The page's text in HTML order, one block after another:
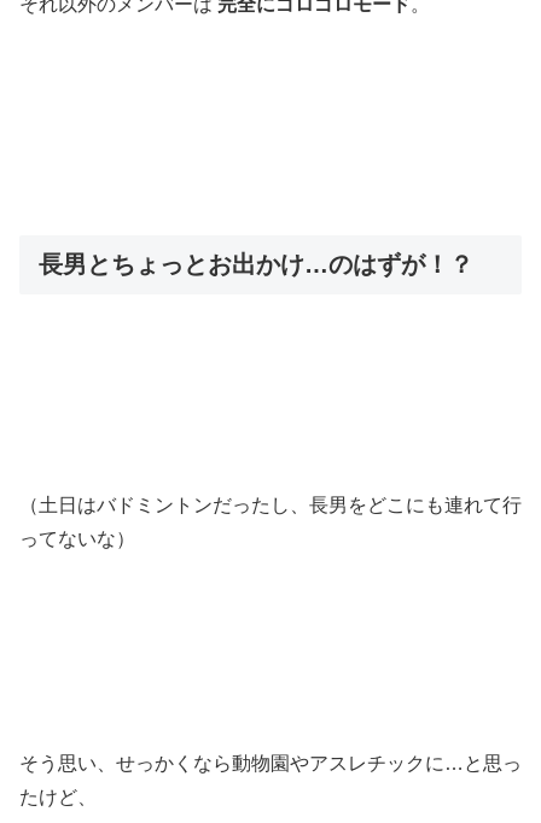
それ以外のメンバーは 完全にゴロゴロモード 。
長男とちょっとお出かけ…のはずが！？
（土日はバドミントンだったし、長男をどこにも連れて行
ってないな）
そう思い、せっかくなら動物園やアスレチックに…と思っ
たけど、